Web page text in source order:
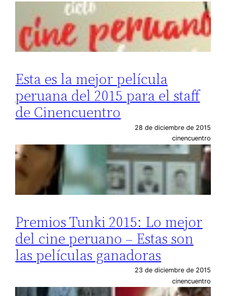
Esta es la mejor película
peruana del 2015 para el staff
de Cinencuentro
28 de diciembre de 2015
cinencuentro
Premios Tunki 2015: Lo mejor
del cine peruano – Estas son
las películas ganadoras
23 de diciembre de 2015
cinencuentro